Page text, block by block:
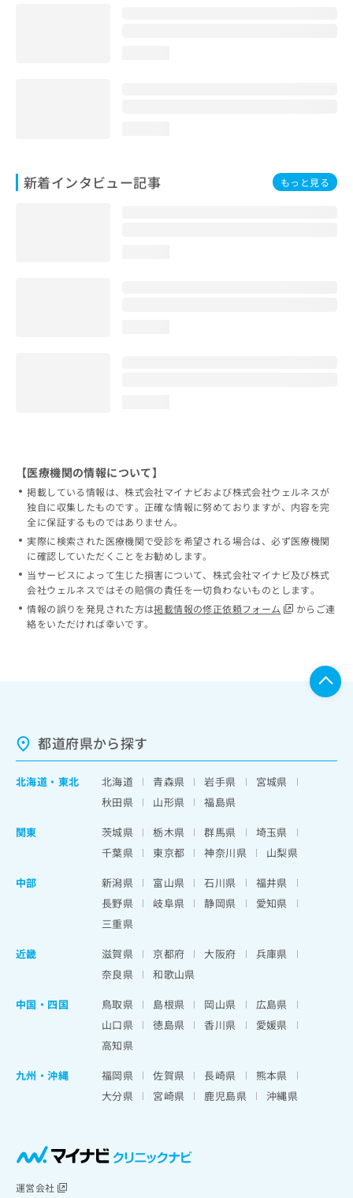
新着インタビュー記事 もっと見る
【医療機関の情報について】
掲載している情報は、株式会社マイナビおよび株式会社ウェルネスが
独自に収集したものです。正確な情報に努めておりますが、内容を完
全に保証するものではありません。
実際に検索された医療機関で受診を希望される場合は、必ず医療機関
に確認していただくことをお勧めします。
当サービスによって生じた損害について、株式会社マイナビ及び株式
会社ウェルネスではその賠償の責任を一切負わないものとします。
情報の誤りを発見された方は掲載情報の修正依頼フォーム
からご連
絡をいただければ幸いです。
都道府県から探す
北海道 ・ 東北 北海道 青森県 岩手県
宮城県
秋田県
山形県
福島県
関東
茨城県 栃木県 群馬県
埼玉県
千葉県
東京都 神奈川県
山梨県
中部
新潟県 富山県 石川県
福井県
長野県
岐阜県 静岡県
愛知県
三重県
近畿
滋賀県 京都府 大阪府
兵庫県
奈良県
和歌山県
中国・四国
鳥取県 島根県 岡山県
広島県
山口県
徳島県 香川県
愛媛県
高知県
九州・沖縄
福岡県 佐賀県 長崎県
熊本県
大分県
宮崎県 鹿児島県 沖縄県
運営会社